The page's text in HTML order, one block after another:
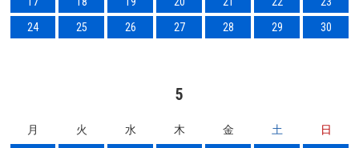
24
25 26 27 28 29 30
5
月 火 水 木 金 土
日